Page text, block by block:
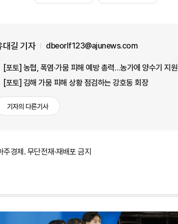
대길 기자 dbeorlf123@ajunews.com
[포토] 농협, 폭염·가뭄 피해 예방 총력…농가에 양수기 지원
[포토] 김해 가뭄 피해 상황 점검하는 강호동 회장
기자의 다른기사
경제. 무단전재·재배포 금지